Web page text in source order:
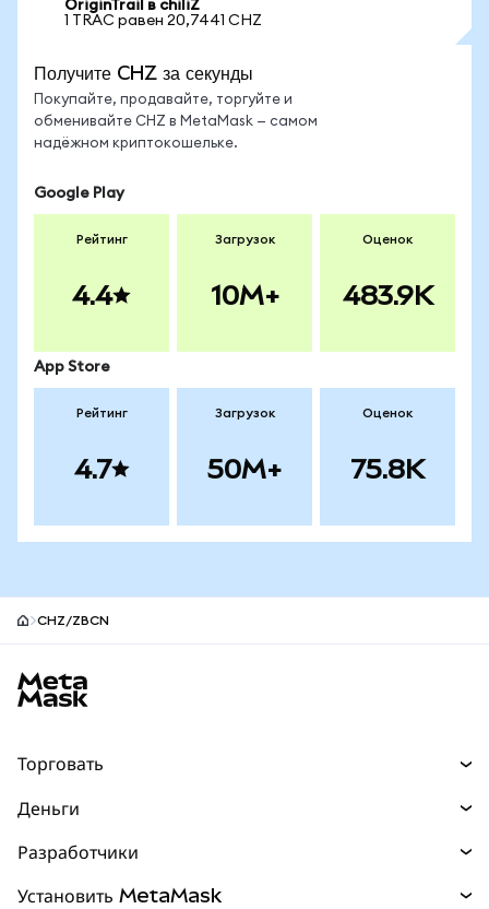
OriginTrail в chiliZ
1 TRAC равен 20,7441 CHZ
Получите CHZ за секунды
Покупайте, продавайте, торгуйте и
обменивайте CHZ в MetaMask — самом
надёжном криптокошельке.
Google Play
Рейтинг
4.4
Загрузок
10M+
Оценок
483.9K
App Store
Рейтинг
4.7
Загрузок
50M+
Оценок
75.8K
CHZ/ZBCN
Торговать
Прогнозы
Перпы НОВИНКА
Деньги
Разработчики
Установить MetaMask